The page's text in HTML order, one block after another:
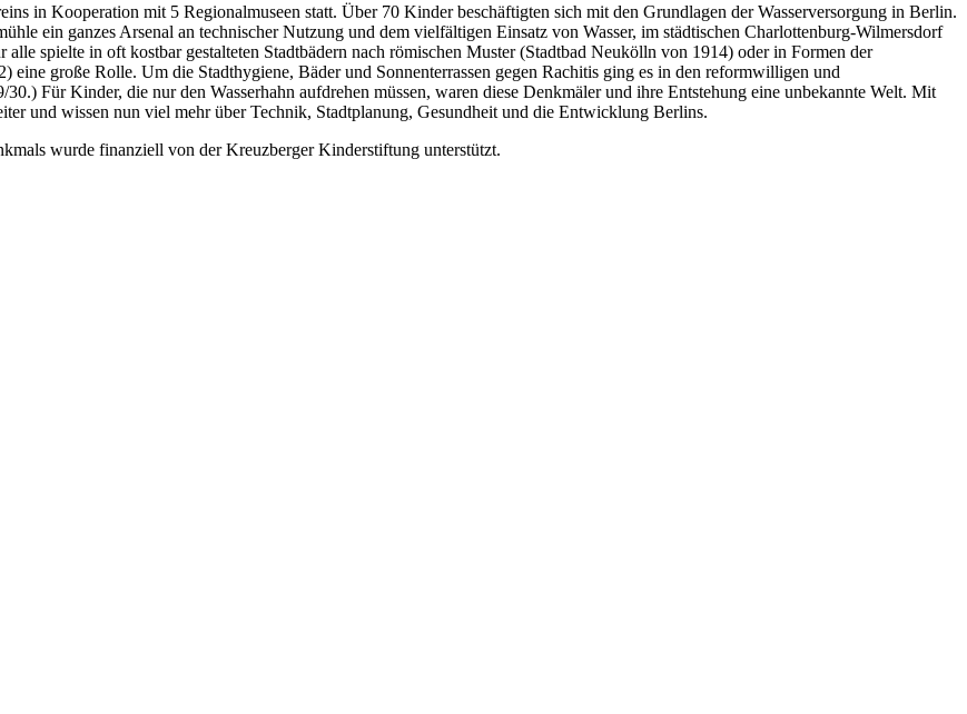
in Kooperation mit 5 Regionalmuseen statt. Über 70 Kinder beschäftigten sich mit den Grundlagen der Wasserversorgung in Berlin.
ein ganzes Arsenal an technischer Nutzung und dem vielfältigen Einsatz von Wasser, im städtischen Charlottenburg-Wilmersdorf
spielte in oft kostbar gestalteten Stadtbädern nach römischen Muster (Stadtbad Neukölln von 1914) oder in Formen der
eine große Rolle. Um die Stadthygiene, Bäder und Sonnenterrassen gegen Rachitis ging es in den reformwilligen und
30.) Für Kinder, die nur den Wasserhahn aufdrehen müssen, waren diese Denkmäler und ihre Entstehung eine unbekannte Welt. Mit
und wissen nun viel mehr über Technik, Stadtplanung, Gesundheit und die Entwicklung Berlins.
wurde finanziell von der Kreuzberger Kinderstiftung unterstützt.